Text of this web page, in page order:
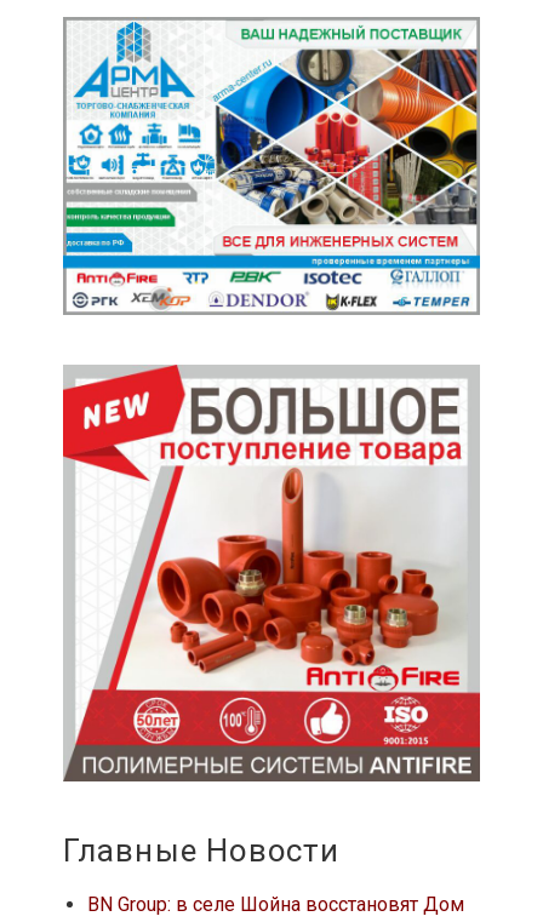
Главные Новости
BN Group: в селе Шойна восстановят Дом